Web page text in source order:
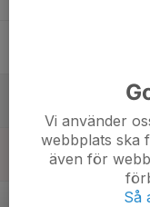
BJJ -
Vi använder
webbplats ska
även för
Så